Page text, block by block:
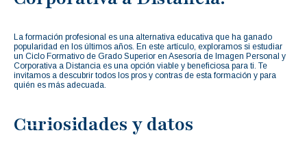
La formación profesional es una alternativa educativa que ha ganado
popularidad en los últimos años. En este artículo, exploramos si estudiar
un Ciclo Formativo de Grado Superior en Asesoría de Imagen Personal y
Corporativa a Distancia es una opción viable y beneficiosa para ti. Te
invitamos a descubrir todos los pros y contras de esta formación y para
quién es más adecuada.
Curiosidades y datos